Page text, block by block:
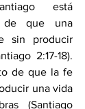
está
de que una
sin producir
2:17-18).
de que la fe
una vida
(Santiago